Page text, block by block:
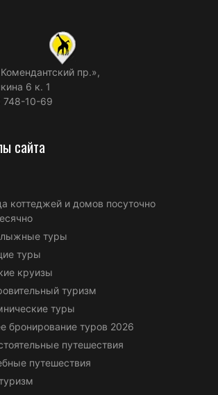
пр.»,
6 к. 1
748-10-69
сайта
коттеджей и домов посуточно
туры
туры
круизы
туризм
туры
бронирование туров 2026
путешествия
путешествия